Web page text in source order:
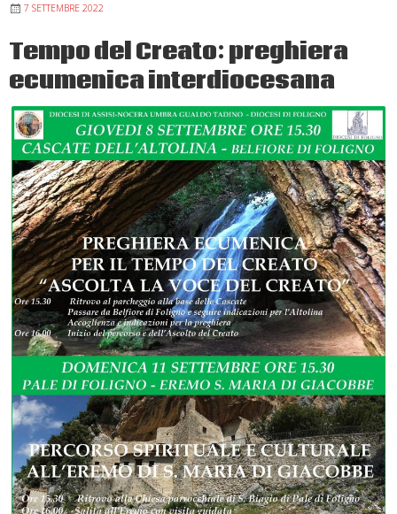
l’unità
dei
7 SETTEMBRE 2022
Tempo del Creato: preghiera
ecumenica interdiocesana